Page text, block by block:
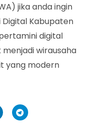
jika anda ingin
Kabupaten
digital
menjadi wirausaha
yang modern